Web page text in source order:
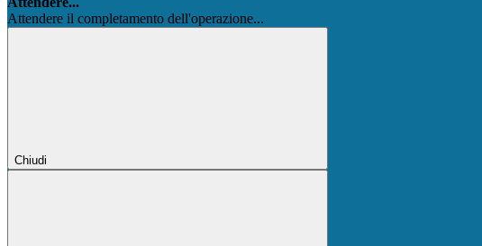
Attendere il completamento dell'operazione...
Chiudi